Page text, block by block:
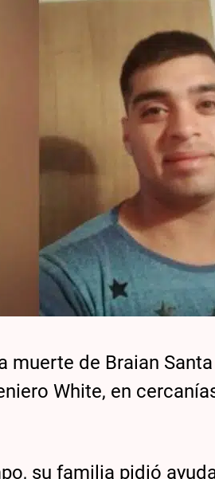
muerte de Braian
White, en
su familia pidió